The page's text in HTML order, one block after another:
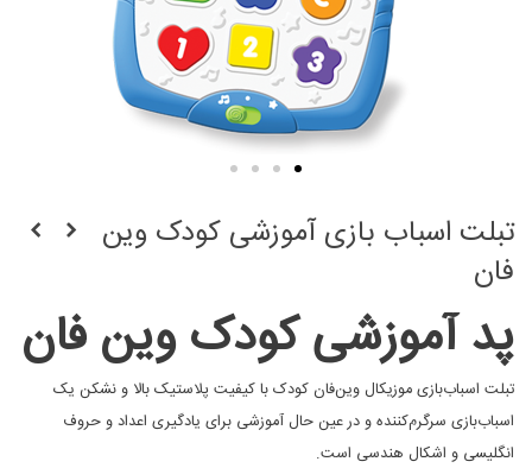
تبلت اسباب بازی آموزشی کودک وین
فان
پد آموزشی کودک وین فان
تبلت اسباب‌بازی موزیکال وین‌فان کودک با کیفیت پلاستیک بالا و نشکن یک
اسباب‌بازی سرگرم‌کننده و در عین حال آموزشی برای یادگیری اعداد و حروف
انگلیسی و اشکال هندسی است.